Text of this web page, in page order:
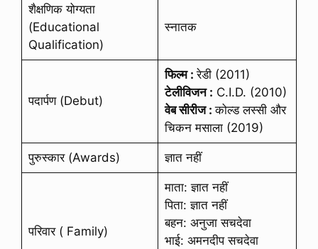
शैक्षणिक योग्यता
(Educational
Qualification)
स्नातक
पदार्पण (Debut)
फिल्म :रेडी (2011)
टेलीविजन : C.I.D. (2010)
वेब सीरीज :कोल्ड लस्सी और
चिकन मसाला (2019)
पुरुस्कार (Awards) ज्ञात नहीं
परिवार ( Family)
माता: ज्ञात नहीं
पिता: ज्ञात नहीं
बहन: अनुजा सचदेवा
भाई: अमनदीप सचदेवा